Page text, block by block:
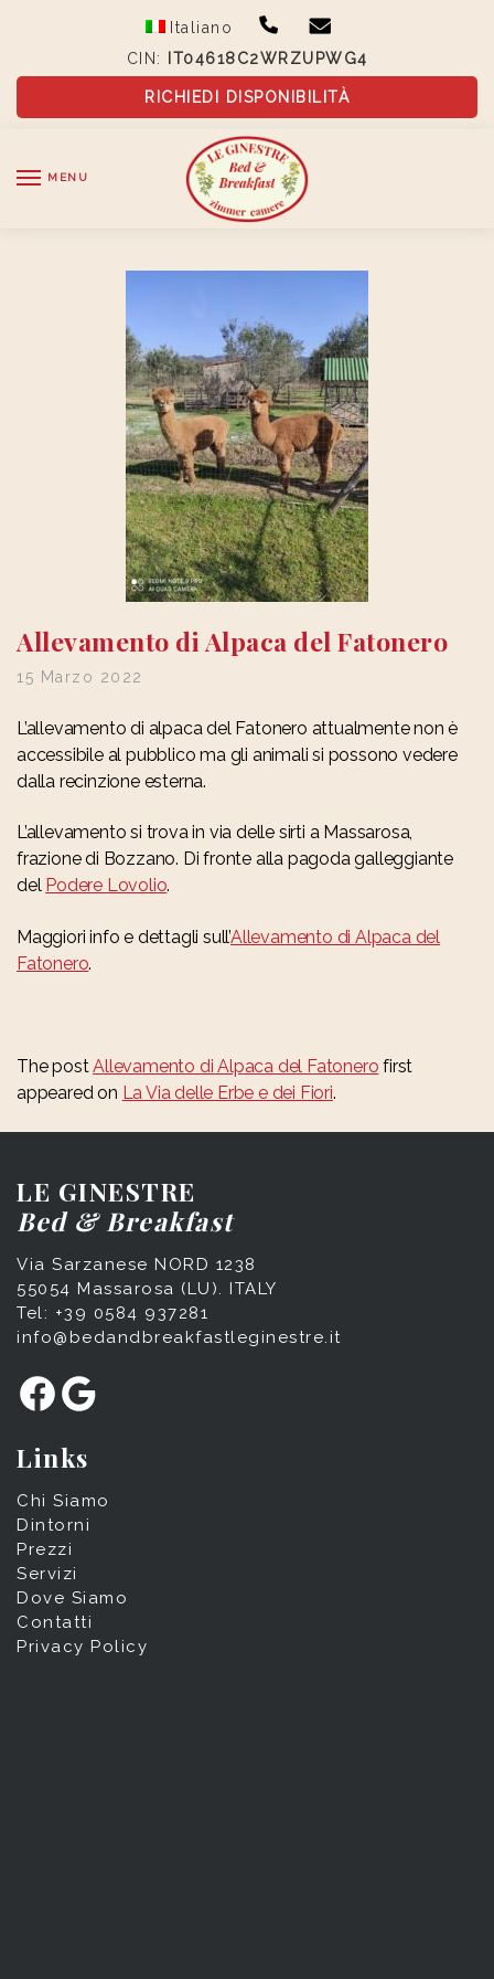
Italiano
CIN:
IT04618C2WRZUPWG4
RICHIEDI DISPONIBILITÀ
MENU
Allevamento di Alpaca del Fatonero
15 Marzo 2022
L’allevamento di alpaca del Fatonero attualmente non è
accessibile al pubblico ma gli animali si possono vedere
dalla recinzione esterna.
L’allevamento si trova in via delle sirti a Massarosa,
frazione di Bozzano. Di fronte alla pagoda galleggiante
del Podere Lovolio.
Maggiori info e dettagli sull’Allevamento di Alpaca del
Fatonero.
The postAllevamento di Alpaca del Fatonero first
appeared on La Via delle Erbe e dei Fiori.
LE GINESTRE
Bed & Breakfast
Via Sarzanese NORD 1238
55054 Massarosa (LU). ITALY
Tel: +39 0584 937281
info@bedandbreakfastleginestre.it
Facebook Google
Links
Chi Siamo
Dintorni
Prezzi
Servizi
Dove Siamo
Contatti
Privacy Policy